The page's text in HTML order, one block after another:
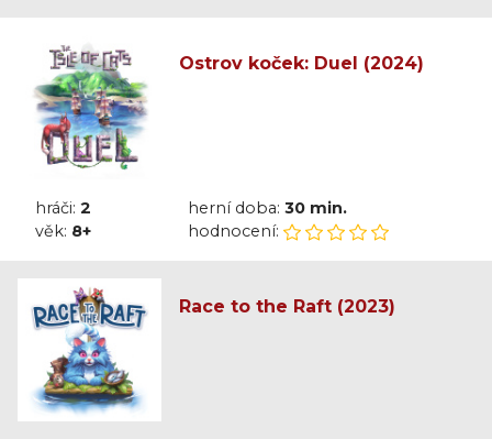
Ostrov koček: Duel (2024)
hráči: 2 herní doba: 30 min.
věk: 8+ hodnocení:
Race to the Raft (2023)